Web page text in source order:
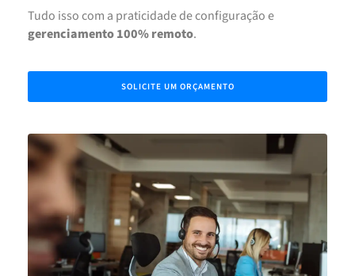
Tudo isso com a praticidade de configuração e
gerenciamento 100% remoto.
SOLICITE UM ORÇAMENTO